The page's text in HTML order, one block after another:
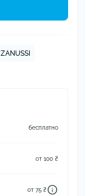
ZANUSSI
бесплатно
от 100 ₴
от 75 ₴